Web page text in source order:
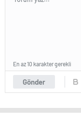
Gönder
En az 10 karakter gerekli